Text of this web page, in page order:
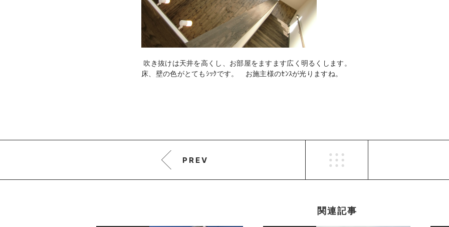
吹き抜けは天井を高くし、お部屋をますます広く明るくします。
床、壁の色がとてもｼｯｸです。 お施主様のｾﾝｽが光りますね。
PREV
関連記事